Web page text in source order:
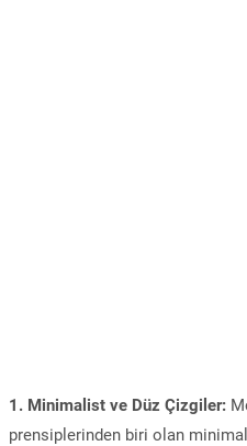
1. Minimalist ve Düz Çizgiler:
prensiplerinden biri olan